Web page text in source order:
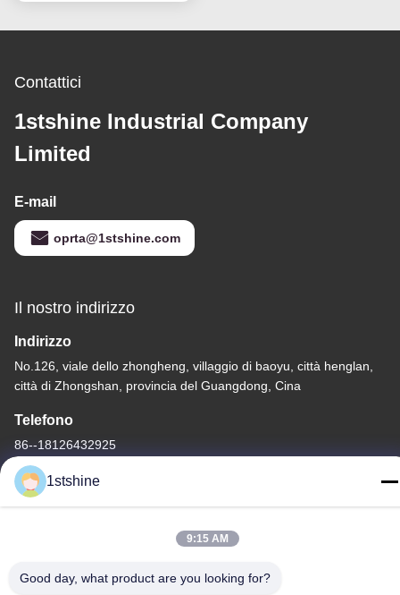
Contattici
1stshine Industrial Company
Limited
E-mail
oprta@1stshine.com
Il nostro indirizzo
Indirizzo
No.126, viale dello zhongheng, villaggio di baoyu, città henglan,
città di Zhongshan, provincia del Guangdong, Cina
Telefono
86--18126432925
Norme sulla privacy|Mappa del sito
Buona qualità della Cina Ventilatore da soffitto a distanza del LED
1stshine
9:15 AM
Good day, what product are you looking for?